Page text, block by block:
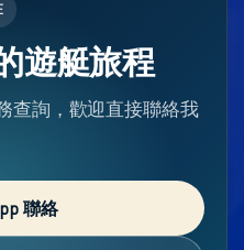
遊艇旅程
查詢，歡迎直接聯絡我
聯絡